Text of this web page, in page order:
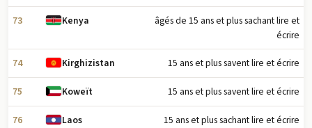
73 Kenya
âgés de 15 ans et plus sachant lire et
écrire
74 Kirghizistan 15 ans et plus savent lire et écrire
75 Koweït 15 ans et plus savent lire et écrire
76 Laos 15 ans et plus sachant lire et écrire